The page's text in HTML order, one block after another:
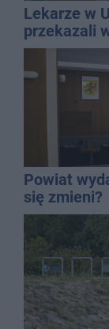
Lekarze w
przekazali
Powiat
się zmieni?